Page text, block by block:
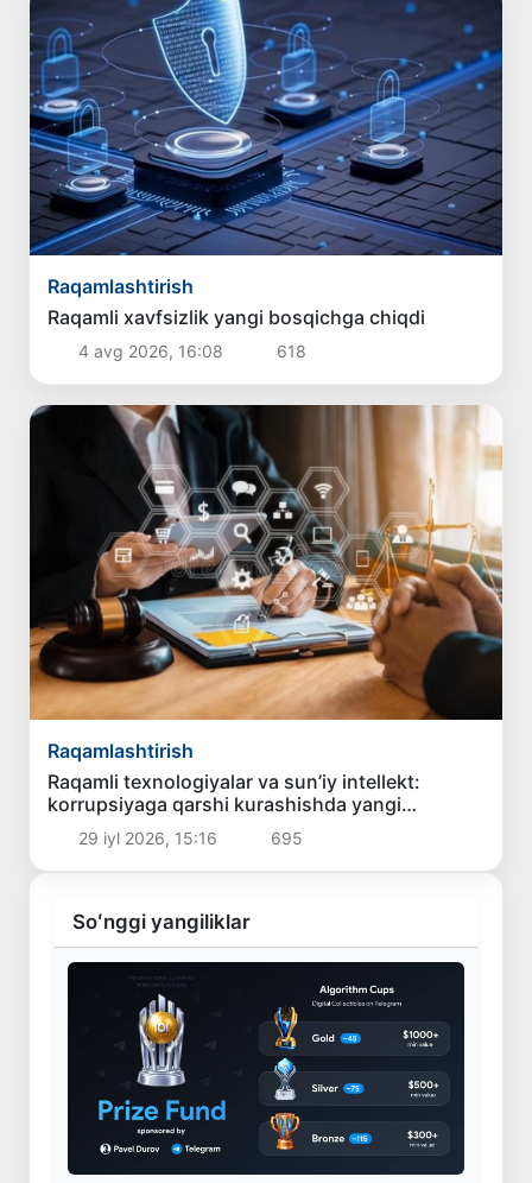
Raqamlashtirish
Raqamli xavfsizlik yangi bosqichga chiqdi
4 avg 2026, 16:08 618
Raqamlashtirish
Raqamli texnologiyalar va sun’iy intellekt:
korrupsiyaga qarshi kurashishda yangi
imkoniyatlar
29 iyl 2026, 15:16 695
Soʻnggi yangiliklar